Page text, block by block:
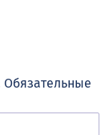
Обязательные